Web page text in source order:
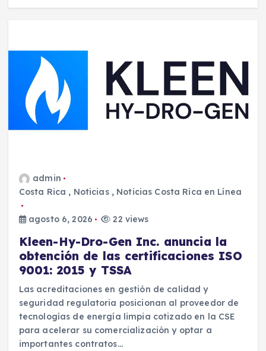
admin
Costa Rica , Noticias, Noticias Costa Rica en Línea
agosto 6, 2026 22 views
Kleen-Hy-Dro-Gen Inc. anuncia la
obtención de las certificaciones ISO
9001: 2015 y TSSA
Las acreditaciones en gestión de calidad y
seguridad regulatoria posicionan al proveedor de
tecnologías de energía limpia cotizado en la CSE
para acelerar su comercialización y optar a
importantes contratos…